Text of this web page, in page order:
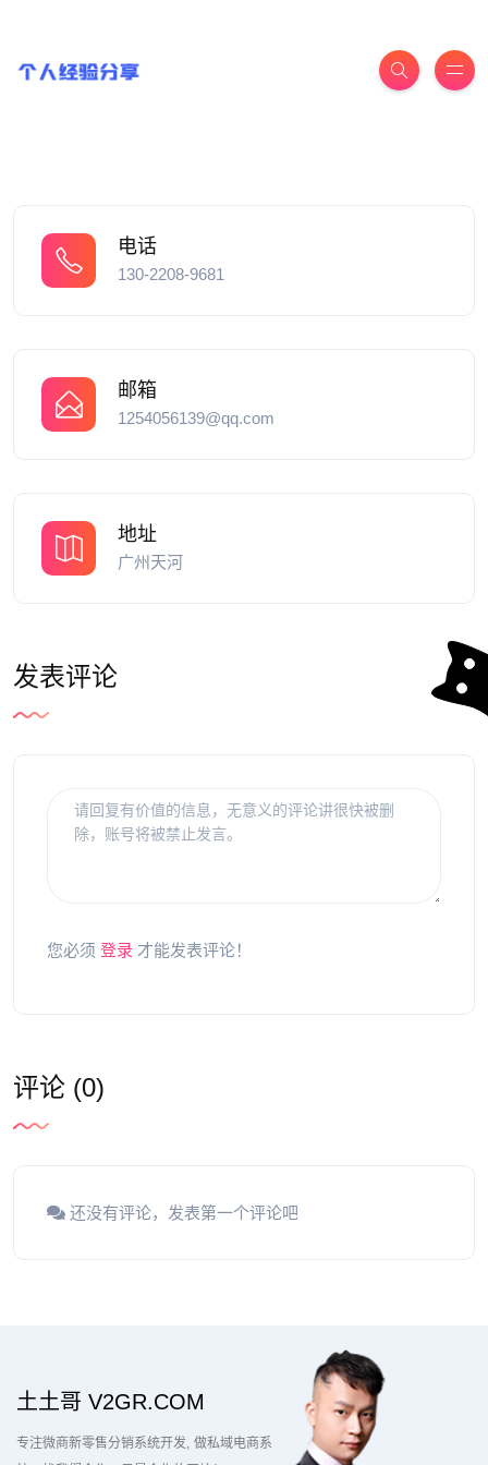
电话
130-2208-9681
邮箱
1254056139@qq.com
地址
广州天河
发表评论
您必须 登录 才能发表评论！
评论 (0)
还没有评论，发表第一个评论吧
土土哥 V2GR.COM
专注微商新零售分销系统开发 做私域电商系